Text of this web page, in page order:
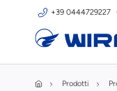
+39 0444729227
Prodotti